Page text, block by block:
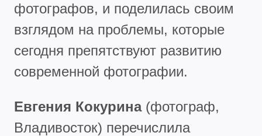
фотографов, и поделилась своим
взглядом на проблемы, которые
сегодня препятствуют развитию
современной фотографии.
Евгения Кокурина(фотограф,
Владивосток) перечислила